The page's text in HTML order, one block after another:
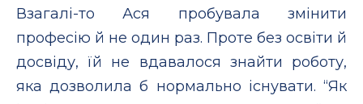
Взагалі-то Ася пробувала змінити
професію й не один раз. Проте без освіти й
досвіду, їй не вдавалося знайти роботу,
яка дозволила б нормально існувати. “Як